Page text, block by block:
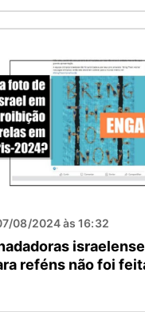
08/2024 às 16:32
reféns não foi